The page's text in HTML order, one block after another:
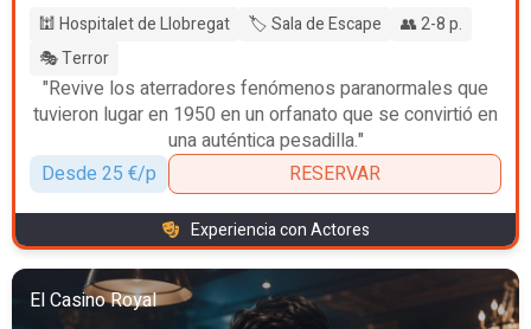
🕍 Hospitalet de Llobregat 🏷️ Sala de Escape
👥 2-8 p.
🎭 Terror
"Revive los aterradores fenómenos paranormales que
tuvieron lugar en 1950 en un orfanato que se convirtió en
una auténtica pesadilla."
Desde 25 €/p
RESERVAR
Experiencia con Actores
El Casino Royal